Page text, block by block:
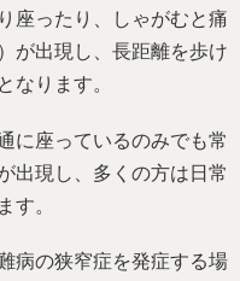
座ったり、しゃがむと痛
が出現し、長距離を歩け
なります。
に座っているのみでも常
出現し、多くの方は日常
す。
病の狭窄症を発症する場